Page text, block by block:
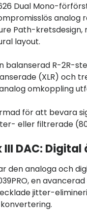
Dual Mono-
analog
Path-
layout.
balanserad R-2R-
(XLR) och
omkoppling
för att bevara
eller filtrerade
III DAC:
den analoga och
en
jitter-